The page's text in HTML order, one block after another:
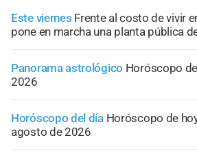
Este viernes Frente al costo de vivir
pone en marcha una planta pública
Panorama astrológico Horóscopo
2026
Horóscopo del día Horóscopo de
agosto de 2026